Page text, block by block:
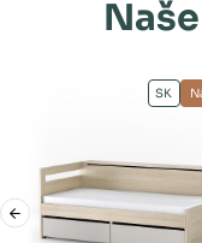
SK